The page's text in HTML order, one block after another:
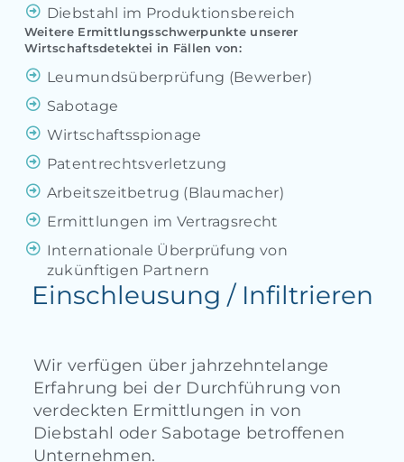
Diebstahl im Produktionsbereich
Weitere Ermittlungsschwerpunkte unserer
Wirtschaftsdetektei in Fällen von:
Leumundsüberprüfung (Bewerber)
Sabotage
Wirtschaftsspionage
Patentrechtsverletzung
Arbeitszeitbetrug (Blaumacher)
Ermittlungen im Vertragsrecht
Internationale Überprüfung von
zukünftigen Partnern
Einschleusung / Infiltrieren
Wir verfügen über jahrzehntelange
Erfahrung bei der Durchführung von
verdeckten Ermittlungen in von
Diebstahl oder Sabotage betroffenen
Unternehmen.